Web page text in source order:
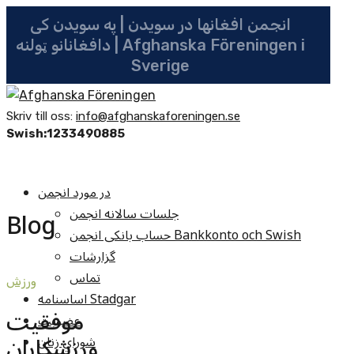
انجمن افغانها در سویدن | په سویدن کی
دافغانانو ټولنه | Afghanska Föreningen i
Sverige
Skriv till oss: info@afghanskaforeningen.se
Swish:1233490885
در مورد انجمن
جلسات سالانه انجمن
حساب بانکی انجمن Bankkonto och Swish
گزارشات
تماس
اساسنامه Stadgar
عضویت
شوراي زنان
Blog
ورزش
موفقیت